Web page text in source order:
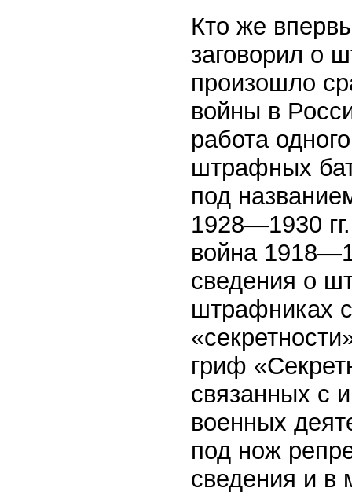
Кто же
заговорил о
произошло
войны в
работа
штрафных
под
1928—1930
война
сведения о
штрафниках
гриф
связанных с
военных
под нож
сведения и в